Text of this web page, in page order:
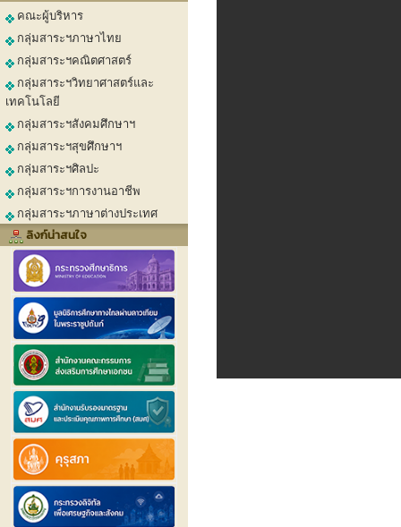
คณะผู้บริหาร
กลุ่มสาระฯภาษาไทย
กลุ่มสาระฯคณิตศาสตร์
กลุ่มสาระฯวิทยาศาสตร์และ
เทคโนโลยี
กลุ่มสาระฯสังคมศึกษาฯ
กลุ่มสาระฯสุขศึกษาฯ
กลุ่มสาระฯศิลปะ
กลุ่มสาระฯการงานอาชีพ
กลุ่มสาระฯภาษาต่างประเทศ
ลิงก์น่าสนใจ